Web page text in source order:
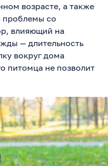
возрасте, а также
проблемы со
влияющий на
— длительность
вокруг дома
питомца не позволит